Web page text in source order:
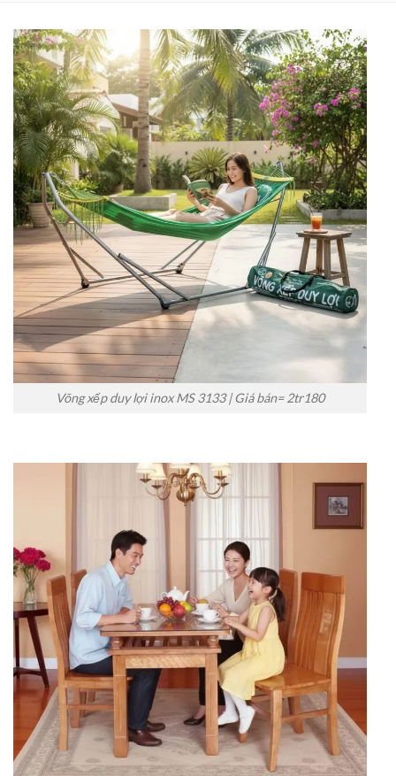
Võng xếp duy lợi inox MS 3133 | Giá bán= 2tr180